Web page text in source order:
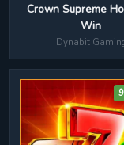
Crown Supreme
Win
Dynabit